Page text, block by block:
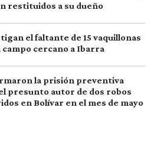
restituidos a su dueño
el faltante de 15 vaquillonas
campo cercano a Ibarra
la prisión preventiva
presunto autor de dos robos
en Bolívar en el mes de mayo